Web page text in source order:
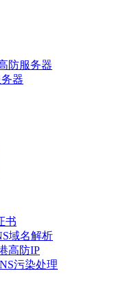
防服务器
器
书
域名解析
高防IP
污染处理